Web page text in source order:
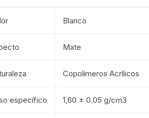
Blanco
Mate
Copolímeros Acrílicos
específico 1,60 ± 0.05 g/cm3